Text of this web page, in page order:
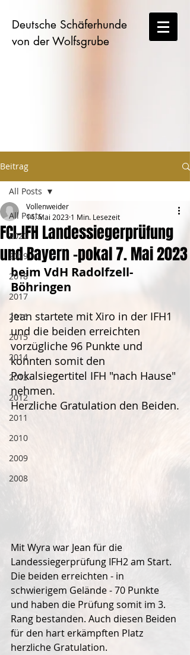
Deutsche Schäferhunde
von der Wolfsgrube
Beitrag
All Posts
2020
2019
2018
2017
2016
2015
2014
2013
2012
2011
2010
2009
2008
All Posts
FCI-IFH Landessiegerprüfung
und Bayern -pokal 7. Mai 2023
Vollenweider
14. Mai 2023 1 Min. Lesezeit
beim VdH Radolfzell-
Böhringen
Jean startete mit Xiro in der IFH1
und die beiden erreichten
vorzügliche 96 Punkte und
konnten somit den
Pokalsiegertitel IFH "nach Hause"
nehmen.
Herzliche Gratulation den Beiden.
Mit Wyra war Jean für die
Landessiegerprüfung IFH2 am Start.
Die beiden erreichten - in
schwierigem Gelände - 70 Punkte
und haben die Prüfung somit im 3.
Rang bestanden. Auch diesen Beiden
für den hart erkämpften Platz
herzliche Gratulation.